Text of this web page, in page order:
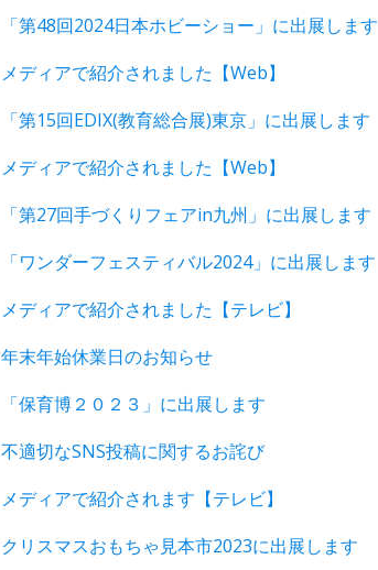
「第48回2024日本ホビーショー」に出展します
メディアで紹介されました【Web】
「第15回EDIX(教育総合展)東京」に出展します
メディアで紹介されました【Web】
「第27回手づくりフェアin九州」に出展します
「ワンダーフェスティバル2024」に出展します
メディアで紹介されました【テレビ】
年末年始休業日のお知らせ
「保育博２０２３」に出展します
不適切なSNS投稿に関するお詫び
メディアで紹介されます【テレビ】
クリスマスおもちゃ見本市2023に出展します